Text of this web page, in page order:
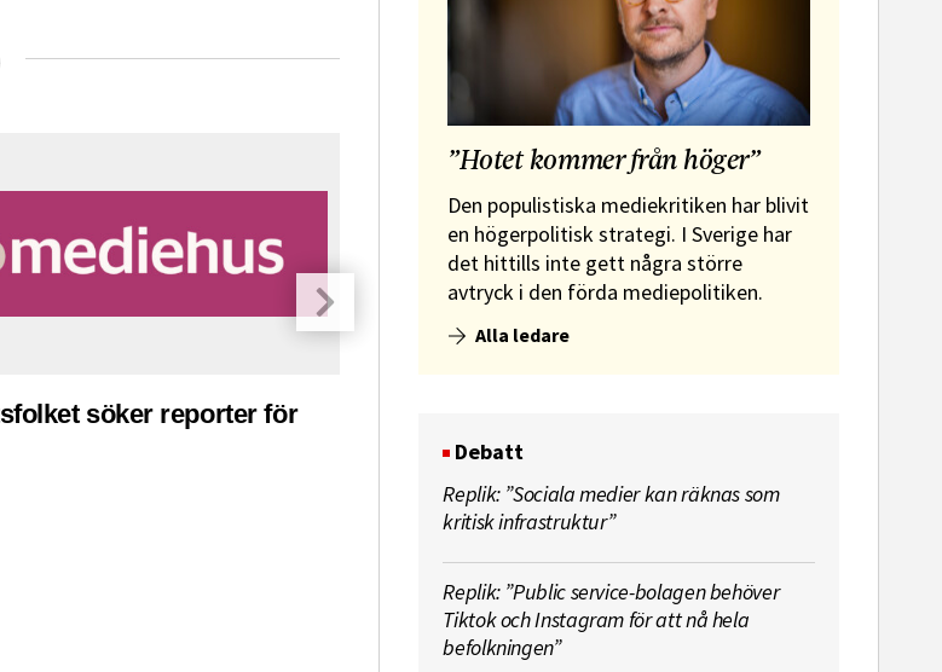
söker reporter för
kommunikationsenhet
”Hotet kommer från höger”
Den populistiska mediekritiken har blivit
en högerpolitisk strategi. I Sverige har
det hittills inte gett några större
avtryck i den förda mediepolitiken.
Alla ledare
Debatt
Replik: ”Sociala medier kan räknas som
kritisk infrastruktur”
Replik: ”Public service-bolagen behöver
Tiktok och Instagram för att nå hela
befolkningen”